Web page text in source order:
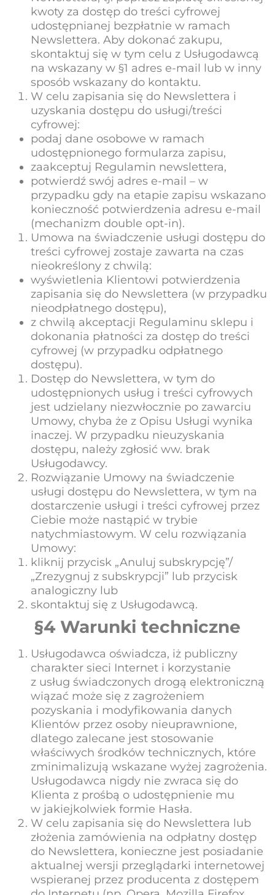
kwoty za dostęp do treści cyfrowej
udostępnianej bezpłatnie w ramach
Newslettera. Aby dokonać zakupu,
skontaktuj się w tym celu z Usługodawcą
na wskazany w §1 adres e-mail lub w inny
sposób wskazany do kontaktu.
W celu zapisania się do Newslettera i
uzyskania dostępu do usługi/treści
cyfrowej:
podaj dane osobowe w ramach
udostępnionego formularza zapisu,
zaakceptuj Regulamin newslettera,
potwierdź swój adres e-mail – w
przypadku gdy na etapie zapisu wskazano
konieczność potwierdzenia adresu e-mail
(mechanizm double opt-in).
Umowa na świadczenie usługi dostępu do
treści cyfrowej zostaje zawarta na czas
nieokreślony z chwilą:
wyświetlenia Klientowi potwierdzenia
zapisania się do Newslettera (w przypadku
nieodpłatnego dostępu),
z chwilą akceptacji Regulaminu sklepu i
dokonania płatności za dostęp do treści
cyfrowej (w przypadku odpłatnego
dostępu).
Dostęp do Newslettera, w tym do
udostępnionych usług i treści cyfrowych
jest udzielany niezwłocznie po zawarciu
Umowy, chyba że z Opisu Usługi wynika
inaczej. W przypadku nieuzyskania
dostępu, należy zgłosić ww. brak
Usługodawcy.
Rozwiązanie Umowy na świadczenie
usługi dostępu do Newslettera, w tym na
dostarczenie usługi i treści cyfrowej przez
Ciebie może nastąpić w trybie
natychmiastowym. W celu rozwiązania
Umowy:
kliknij przycisk „Anuluj subskrypcję”/
„Zrezygnuj z subskrypcji” lub przycisk
analogiczny lub
skontaktuj się z Usługodawcą.
§4 Warunki techniczne
Usługodawca oświadcza, iż publiczny
charakter sieci Internet i korzystanie
z usług świadczonych drogą elektroniczną
wiązać może się z zagrożeniem
pozyskania i modyfikowania danych
Klientów przez osoby nieuprawnione,
dlatego zalecane jest stosowanie
właściwych środków technicznych, które
zminimalizują wskazane wyżej zagrożenia.
Usługodawca nigdy nie zwraca się do
Klienta z prośbą o udostępnienie mu
w jakiejkolwiek formie Hasła.
W celu zapisania się do Newslettera lub
złożenia zamówienia na odpłatny dostęp
do Newslettera, konieczne jest posiadanie
aktualnej wersji przeglądarki internetowej
wspieranej przez producenta z dostępem